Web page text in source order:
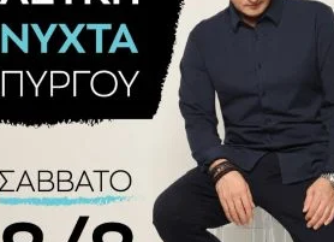
του Οδοντωτού
τον Δήμο Καλαβρύτων να
την ασφάλεια της γραμμής